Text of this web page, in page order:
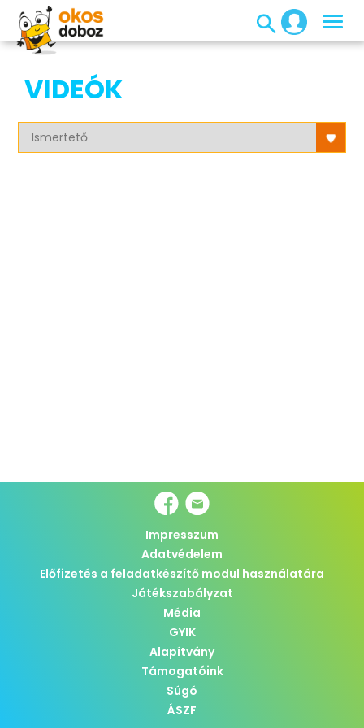
VIDEÓK
Impresszum
Adatvédelem
Előfizetés a feladatkészítő modul használatára
Játékszabályzat
Média
GYIK
Alapítvány
Támogatóink
Súgó
ÁSZF